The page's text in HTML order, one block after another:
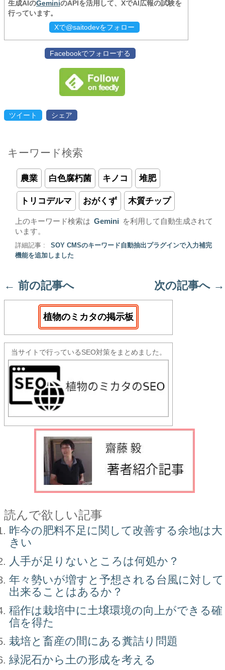
生成AIのGeminiのAPIを活用して、XでAI広報の試験を
行っています。
Xで@saitodevをフォロー
Facebookでフォローする
ツイート シェア
キーワード検索
農業 白色腐朽菌 キノコ 堆肥
トリコデルマ おがくず 木質チップ
上のキーワード検索は Gemini
を利用して自動生成されて
います。
詳細記事 :
SOY CMSのキーワード自動抽出プラグインで入力補完
機能を追加しました
← 前の記事へ 次の記事へ →
植物のミカタの掲示板
当サイトで行っているSEO対策をまとめました。
読んで欲しい記事
昨今の肥料不足に関して改善する余地は大
きい
人手が足りないところは何処か？
年々勢いが増すと予想される台風に対して
出来ることはあるか？
稲作は栽培中に土壌環境の向上ができる確
信を得た
栽培と畜産の間にある糞詰り問題
緑泥石から土の形成を考える